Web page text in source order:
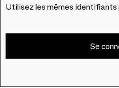
Utilisez les mêmes identifiants
Se